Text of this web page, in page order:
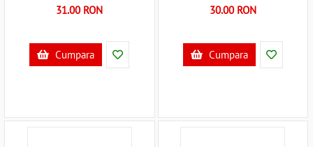
31.00 RON
Cumpara
30.00 RON
Cumpara